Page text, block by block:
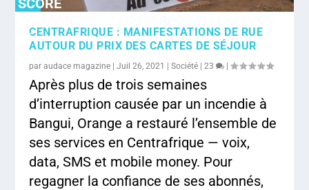
%
CENTRAFRIQUE : MANIFESTATIONS DE RUE
AUTOUR DU PRIX DES CARTES DE SÉJOUR
paraudace magazine |Juil 26, 2021 |Société |23 |
Après plus de trois semaines
d’interruption causée par un incendie à
Bangui, Orange a restauré l’ensemble de
ses services en Centrafrique — voix,
data, SMS et mobile money. Pour
regagner la confiance de ses abonnés,